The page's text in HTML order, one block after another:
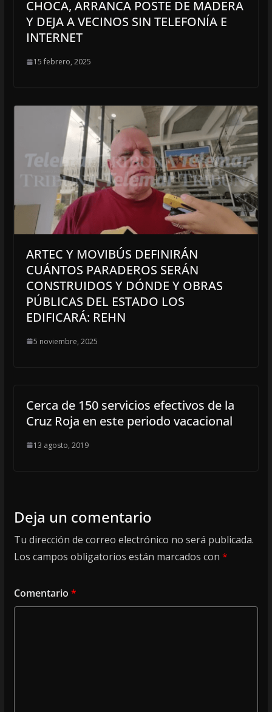
CHOCA, ARRANCA POSTE DE MADERA
Y DEJA A VECINOS SIN TELEFONÍA E
INTERNET
15 febrero, 2025
ARTEC Y MOVIBÚS DEFINIRÁN
CUÁNTOS PARADEROS SERÁN
CONSTRUIDOS Y DÓNDE Y OBRAS
PÚBLICAS DEL ESTADO LOS
EDIFICARÁ: REHN
5 noviembre, 2025
Cerca de 150 servicios efectivos de la
Cruz Roja en este periodo vacacional
13 agosto, 2019
Deja un comentario
Tu dirección de correo electrónico no será publicada.
Los campos obligatorios están marcados con *
Comentario *